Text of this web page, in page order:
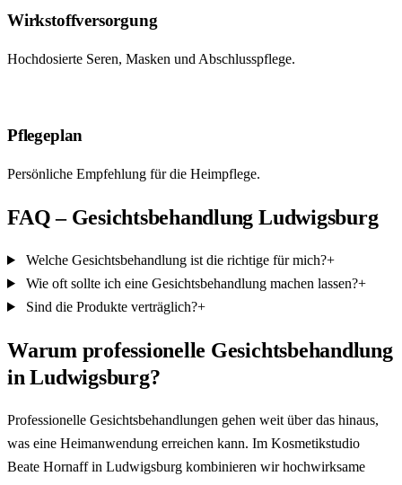
Wirkstoffversorgung
Hochdosierte Seren, Masken und Abschlusspflege.
Pflegeplan
Persönliche Empfehlung für die Heimpflege.
FAQ – Gesichtsbehandlung Ludwigsburg
Welche Gesichtsbehandlung ist die richtige für mich?+
Wie oft sollte ich eine Gesichtsbehandlung machen lassen?+
Sind die Produkte verträglich?+
Warum professionelle Gesichtsbehandlung
in Ludwigsburg?
Professionelle Gesichtsbehandlungen gehen weit über das hinaus,
was eine Heimanwendung erreichen kann. Im Kosmetikstudio
Beate Hornaff in Ludwigsburg kombinieren wir hochwirksame